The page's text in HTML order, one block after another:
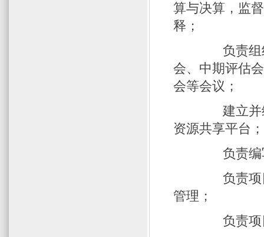
算与决算，监
释；
负责组织
会、中期评估
会等会议；
建立并维
资源共享平台
负责编写
负责项目
管理；
负责项目